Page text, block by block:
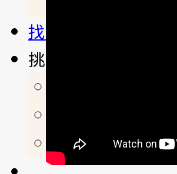
找活動
挑選方塊
專業賣場